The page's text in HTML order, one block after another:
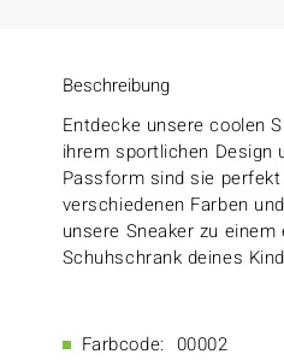
Beschreibung
Entdecke unsere coolen
ihrem sportlichen Design
Passform sind sie
verschiedenen Farben
unsere Sneaker zu
Schuhschrank deines
Farbcode: 00002